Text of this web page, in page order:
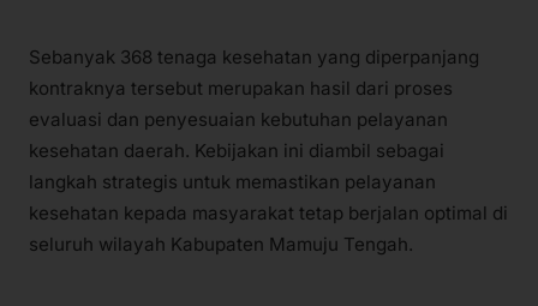
Sebanyak 368 tenaga kesehatan yang diperpanjang
kontraknya tersebut merupakan hasil dari proses
evaluasi dan penyesuaian kebutuhan pelayanan
kesehatan daerah. Kebijakan ini diambil sebagai
langkah strategis untuk memastikan pelayanan
kesehatan kepada masyarakat tetap berjalan optimal di
seluruh wilayah Kabupaten Mamuju Tengah.